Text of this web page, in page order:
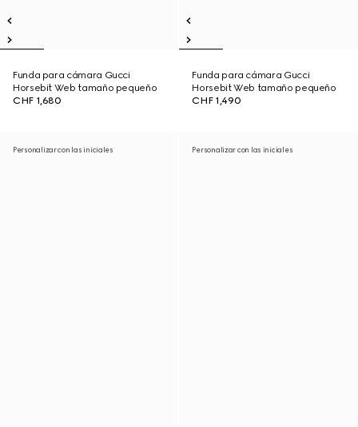
Funda para cámara Gucci
Horsebit Web tamaño pequeño
CHF 1,680
Funda para cámara Gucci
Horsebit Web tamaño pequeño
CHF 1,490
Personalizar con las iniciales Personalizar con las iniciales